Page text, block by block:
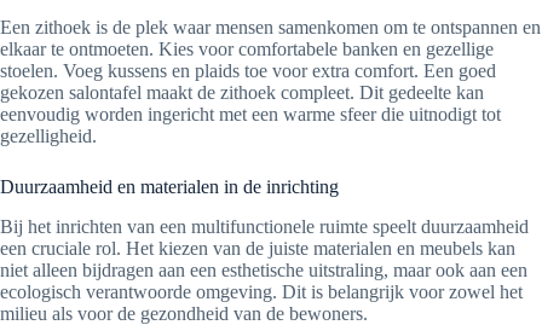
Een zithoek is de plek waar mensen samenkomen om te ontspannen en
elkaar te ontmoeten. Kies voor comfortabele banken en gezellige
stoelen. Voeg kussens en plaids toe voor extra comfort. Een goed
gekozen salontafel maakt de zithoek compleet. Dit gedeelte kan
eenvoudig worden ingericht met een warme sfeer die uitnodigt tot
gezelligheid.
Duurzaamheid en materialen in de inrichting
Bij het inrichten van een multifunctionele ruimte speelt duurzaamheid
een cruciale rol. Het kiezen van de juiste materialen en meubels kan
niet alleen bijdragen aan een esthetische uitstraling, maar ook aan een
ecologisch verantwoorde omgeving. Dit is belangrijk voor zowel het
milieu als voor de gezondheid van de bewoners.